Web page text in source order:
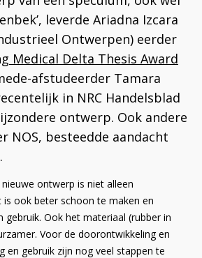
leverde Ariadna Izcara
Ontwerpen) eerder
Medical Delta Thesis Award
afstudeerder Tamara
in NRC Handelsblad
ontwerp. Ook andere
NOS, besteedde aandacht
ontwerp is niet alleen
ook beter schoon te maken en
gebruik. Ook het materiaal (rubber in
Voor de doorontwikkeling en
en gebruik zijn nog veel stappen te